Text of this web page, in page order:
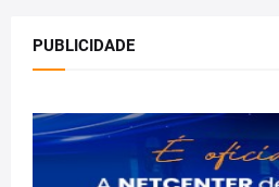
PUBLICIDADE